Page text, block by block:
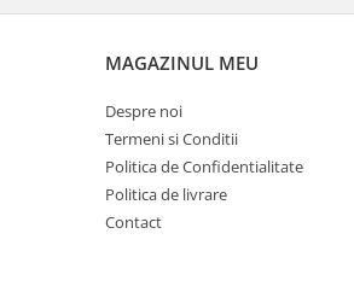
MAGAZINUL MEU
Despre noi
Termeni si Conditii
Politica de Confidentialitate
Politica de livrare
Contact